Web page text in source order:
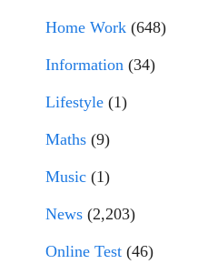
Home Work (648)
Information (34)
Lifestyle (1)
Maths (9)
Music (1)
News (2,203)
Online Test (46)